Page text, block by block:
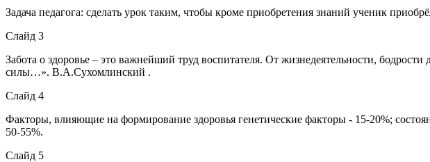
Задача педагога: сделать урок таким, чтобы кроме приобретения знаний ученик
Слайд 3
Забота о здоровье – это важнейший труд воспитателя. От жизнедеятельности,
силы…». В.А.Сухомлинский .
Слайд 4
Факторы, влияющие на формирование здоровья генетические факторы - 15-20%;
50-55%.
Слайд 5